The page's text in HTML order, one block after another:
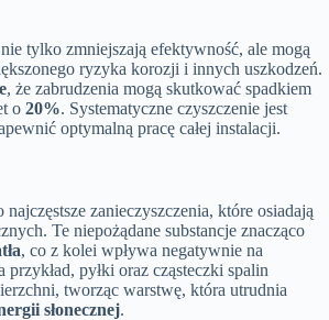
nie tylko zmniejszają efektywność, ale mogą
ryzyka korozji i innych uszkodzeń.
, że zabrudzenia mogą skutkować spadkiem
o 20%. Systematyczne czyszczenie jest
optymalną pracę całej instalacji.
najczęstsze zanieczyszczenia, które osiadają
Te niepożądane substancje znacząco
, co z kolei wpływa negatywnie na
przykład, pyłki oraz cząsteczki spalin
tworząc warstwę, która utrudnia
słonecznej.